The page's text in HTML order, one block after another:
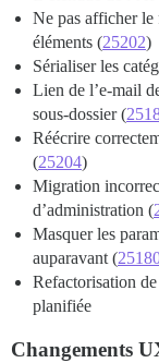
Ne pas afficher le
éléments (25202)
Sérialiser les
Lien de l’e-mail
sous-dossier (
Réécrire
(25204)
Migration
d’administration (
Masquer les
auparavant (
Refactorisation
planifiée
Changements